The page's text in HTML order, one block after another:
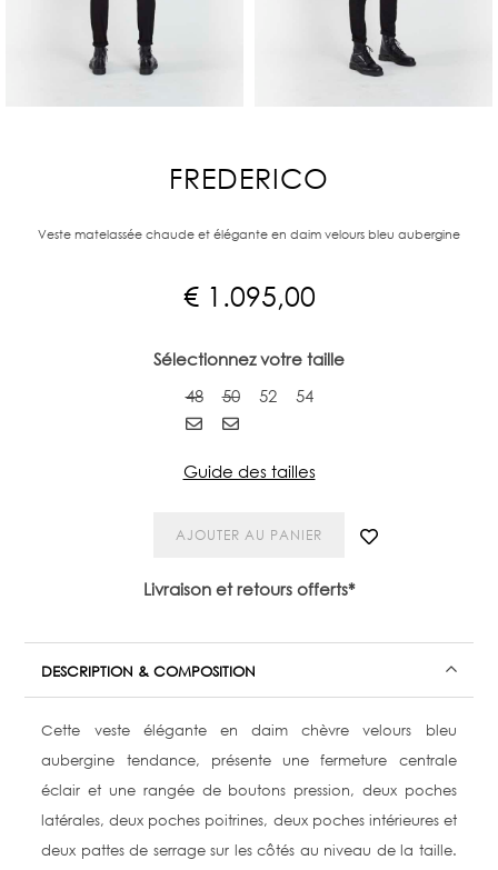
FREDERICO
Veste matelassée chaude et élégante en daim velours bleu aubergine
€1.095,00
Sélectionnez votre taille
48
50 52 54
Guide des tailles
AJOUTER AU PANIER
Livraison et retours offerts*
DESCRIPTION & COMPOSITION
Cette veste élégante en daim chèvre velours bleu
aubergine tendance, présente une fermeture centrale
éclair et une rangée de boutons pression, deux poches
latérales, deux poches poitrines, deux poches intérieures et
deux pattes de serrage sur les côtés au niveau de la taille.